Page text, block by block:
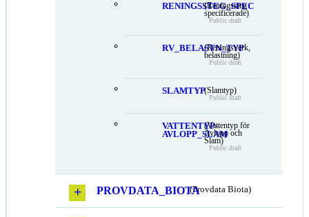
RENINGSSTEG_SPEC
(Reningssteg
specificerade)
Public draft
RV_BELASTN_TYP
(Reningsverk,
belastning)
Public draft
SLAMTYP(Slamtyp)
Public draft
VATTENTYP-
AVLOPP_SLAM
(Vattentyp för
Avlopp och
Slam)
Public draft
PROVDATA_BIOTA(Provdata Biota)